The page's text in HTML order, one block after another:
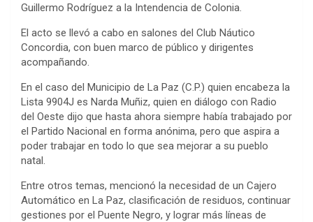
Guillermo Rodríguez a la Intendencia de Colonia.
El acto se llevó a cabo en salones del Club Náutico
Concordia, con buen marco de público y dirigentes
acompañando.
En el caso del Municipio de La Paz (C.P.) quien encabeza la
Lista 9904J es Narda Muñiz, quien en diálogo con Radio
del Oeste dijo que hasta ahora siempre había trabajado por
el Partido Nacional en forma anónima, pero que aspira a
poder trabajar en todo lo que sea mejorar a su pueblo
natal.
Entre otros temas, mencionó la necesidad de un Cajero
Automático en La Paz, clasificación de residuos, continuar
gestiones por el Puente Negro, y lograr más líneas de